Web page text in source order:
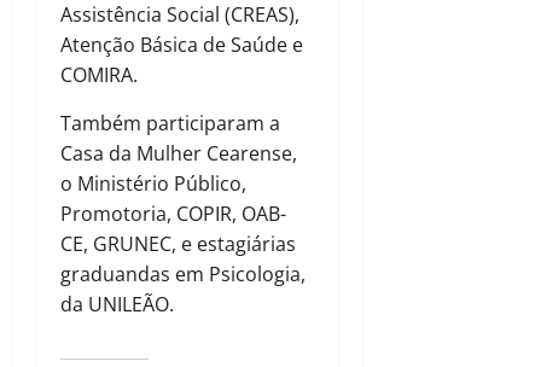
Assistência Social (CREAS),
Atenção Básica de Saúde e
COMIRA.
Também participaram a
Casa da Mulher Cearense,
o Ministério Público,
Promotoria, COPIR, OAB-
CE, GRUNEC, e estagiárias
graduandas em Psicologia,
da UNILEÃO.